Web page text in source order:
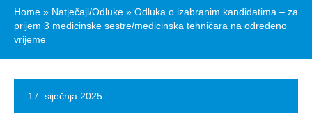
Home » Natječaji/Odluke » Odluka o izabranim kandidatima – za
prijem 3 medicinske sestre/medicinska tehničara na određeno
vrijeme
17. siječnja 2025.